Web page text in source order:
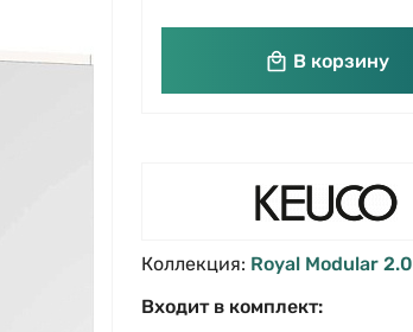
В корзину
Коллекция: Royal Modular 2.0
Входит в комплект: